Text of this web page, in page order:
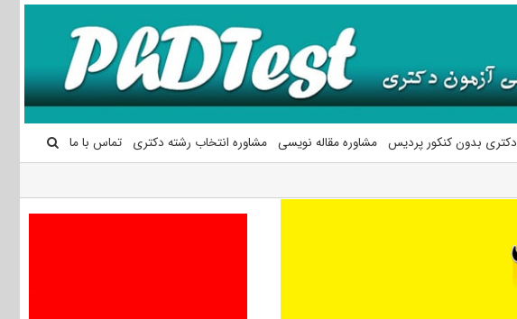
دکتری بدون کنکور پردیس مشاوره مقاله نویسی مشاوره انتخاب رشته دکتری تماس با ما